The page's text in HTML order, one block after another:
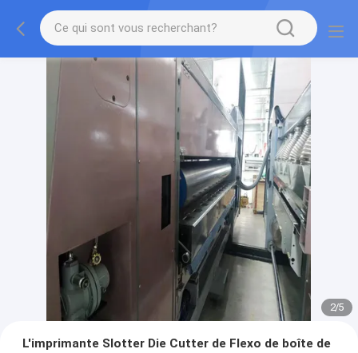
2/5
L'imprimante Slotter Die Cutter de Flexo de boîte de